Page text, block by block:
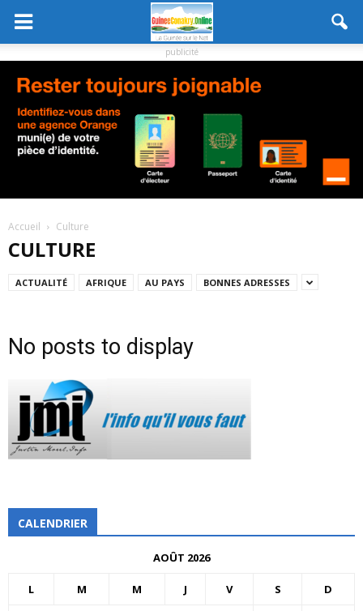
publicité
Accueil Culture
CULTURE
ACTUALITÉ AFRIQUE AU PAYS BONNES ADRESSES
No posts to display
CALENDRIER
AOÛT 2026
L M M J V S D